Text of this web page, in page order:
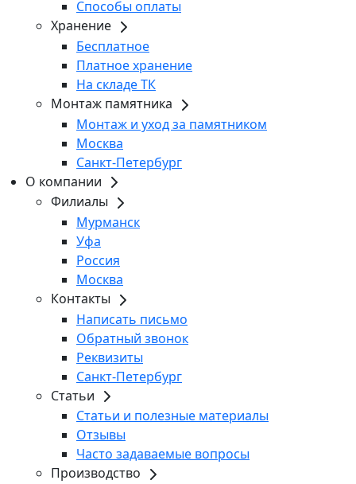
Способы оплаты
Хранение
Бесплатное
Платное хранение
На складе ТК
Монтаж памятника
Монтаж и уход за памятником
Москва
Санкт-Петербург
О компании
Филиалы
Мурманск
Уфа
Россия
Москва
Контакты
Написать письмо
Обратный звонок
Реквизиты
Санкт-Петербург
Статьи
Статьи и полезные материалы
Отзывы
Часто задаваемые вопросы
Производство